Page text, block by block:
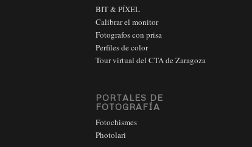
BIT & PÍXEL
Calibrar el monitor
Fotografos con prisa
Perfiles de color
Tour virtual del CTA de Zaragoza
PORTALES DE
FOTOGRAFÍA
Fotochismes
Photolari